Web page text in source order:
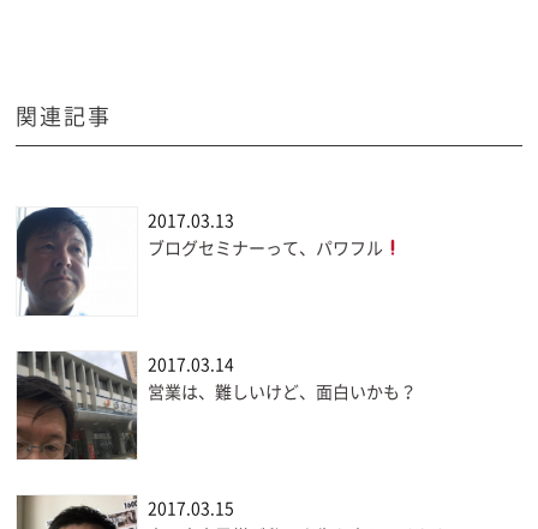
関連記事
2017.03.13
ブログセミナーって、パワフル
2017.03.14
営業は、難しいけど、面白いかも？
2017.03.15